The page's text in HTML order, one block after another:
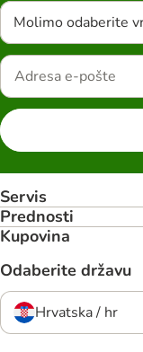
Molimo odaberite
Servis
Prednosti
Kupovina
Odaberite državu
Hrvatska / hr